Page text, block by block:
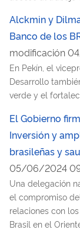
Alckmin y
Banco de los
modificación
En Pekín, el
Desarrollo
verde y el
El Gobierno
Inversión y
brasileñas y
05/06/2024
Una delegación
el compromiso
relaciones con
Brasil en el